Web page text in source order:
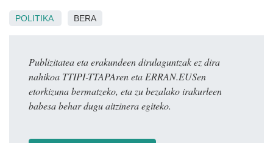
POLITIKA BERA
Publizitatea eta erakundeen dirulaguntzak ez dira
nahikoa TTIPI-TTAPAren eta ERRAN.EUSen
etorkizuna bermatzeko, eta zu bezalako irakurleen
babesa behar dugu aitzinera egiteko.